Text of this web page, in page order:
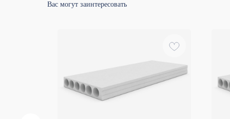
Вас могут заинтересовать